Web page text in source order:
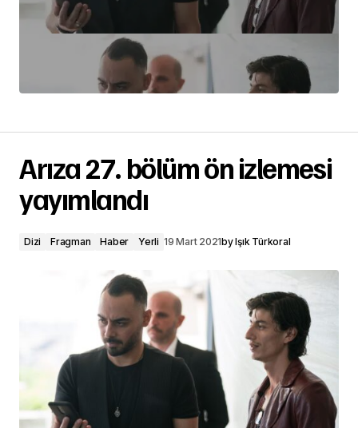
Arıza 27. bölüm ön izlemesi
yayımlandı
Dizi Fragman Haber Yerli 19 Mart 2021byIşık Türkoral